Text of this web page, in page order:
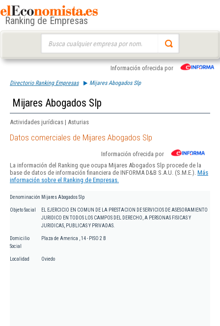
Ranking de Empresas
Información ofrecida por
Directorio Ranking Empresas Mijares Abogados Slp
Mijares Abogados Slp
Actividades jurídicas | Asturias
Datos comerciales de Mijares Abogados Slp
Información ofrecida por
La información del Ranking que ocupa Mijares Abogados Slp procede de la
base de datos de información financiera de INFORMA D&B S.A.U. (S.M.E.). Más
información sobre el Ranking de Empresas.
Denominación Mijares Abogados Slp
Objeto Social
EL EJERCICIO EN COMUN DE LA PRESTACION DE SERVICIOS DE ASESORAMIENTO
JURIDICO EN TODOS LOS CAMPOS DEL DERECHO, A PERSONAS FISICAS Y
JURIDICAS, PUBLICAS Y PRIVADAS.
Domicilio
Social
Plaza de America , 14 - PISO 2 B
Localidad Oviedo